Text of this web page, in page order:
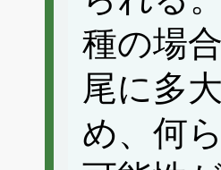
種の場
尾に多
め、何